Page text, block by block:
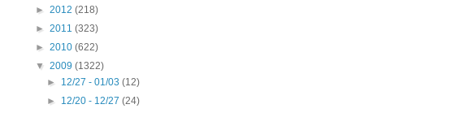
► 2012 (218)
► 2011 (323)
► 2010 (622)
▼ 2009 (1322)
► 12/27 - 01/03(12)
► 12/20 - 12/27(24)